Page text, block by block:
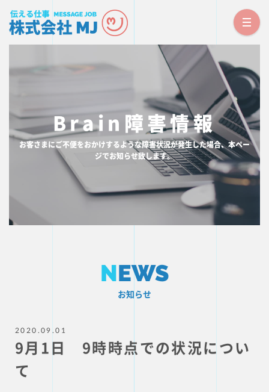
TOP PAGE
NEWS
CORPORATE
SERVICE
採用情報
Brain障害情報
お客さまにご不便をおかけするような障害状況が発生した場合、本ペー
ジでお知らせ致します。
NEWS
お知らせ
2020.09.01
9月1日 9時時点での状況につい
て